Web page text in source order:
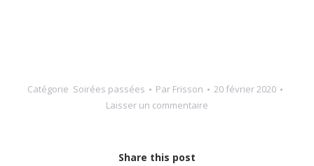
Catégorie Soirées passées Par Frisson
20 février 2020
Laisser un commentaire
Share this post